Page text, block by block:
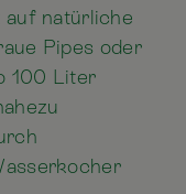
auf natürliche
Pipes oder
100 Liter